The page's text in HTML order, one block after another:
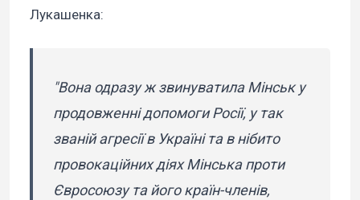
Лукашенка:
"Вона одразу ж звинуватила Мінськ у
продовженні допомоги Росії, у так
званій агресії в Україні та в нібито
провокаційних діях Мінська проти
Євросоюзу та його країн-членів,